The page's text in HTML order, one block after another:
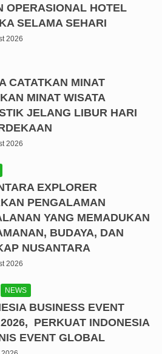
OPERASIONAL HOTEL
SELAMA SEHARI
2026
CATATKAN MINAT
MINAT WISATA
JELANG LIBUR HARI
2026
EXPLORER
PENGALAMAN
YANG MEMADUKAN
BUDAYA, DAN
NUSANTARA
2026
NEWS
BUSINESS EVENT
PERKUAT INDONESIA
EVENT GLOBAL